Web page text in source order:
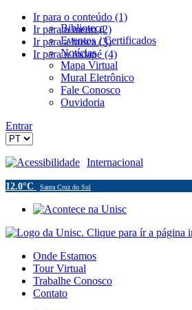
Ir para o conteúdo (1)
Ir para o menu (2)
Ir para a busca (3)
Ir para o rodapé (4)
Biblioteca
Eventos / Certificados
Notícias
Mapa Virtual
Mural Eletrônico
Fale Conosco
Ouvidoria
Entrar
Acessibilidade Internacional
12.0°C Santa Cruz do Sul
Onde Estamos
Tour Virtual
Trabalhe Conosco
Contato